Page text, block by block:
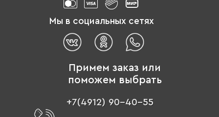
Мы в социальных сетях
Примем заказ или
поможем выбрать
+7(4912) 90-40-55